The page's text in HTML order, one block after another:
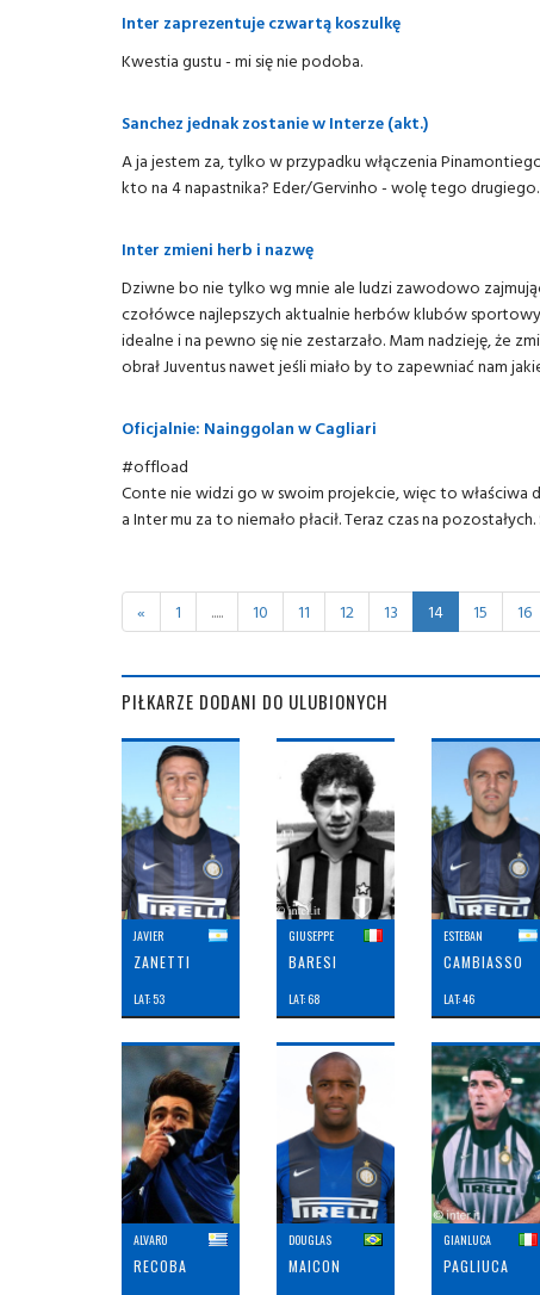
Inter zaprezentuje czwartą koszulkę
Kwestia gustu - mi się nie podoba.
Sanchez jednak zostanie w Interze (akt.)
A ja jestem za, tylko w przypadku włączenia
kto na 4 napastnika? Eder/Gervinho - wolę tego drugiego.
Inter zmieni herb i nazwę
Dziwne bo nie tylko wg mnie ale ludzi zawodowo
czołówce najlepszych aktualnie herbów klubów
idealne i na pewno się nie zestarzało. Mam nadzieję, że
obrał Juventus nawet jeśli miało by to zapewniać nam
Oficjalnie: Nainggolan w Cagliari
#offload
Conte nie widzi go w swoim projekcie, więc to właściwa
a Inter mu za to niemało płacił. Teraz czas na
« 1 ..... 10 11 12 13 14 15 16
PIŁKARZE DODANI DO ULUBIONYCH
JAVIER
ZANETTI
LAT: 53
GIUSEPPE
BARESI
LAT: 68
ESTEBAN
CAMBIASSO
LAT: 46
ALVARO
RECOBA
DOUGLAS
MAICON
GIANLUCA
PAGLIUCA